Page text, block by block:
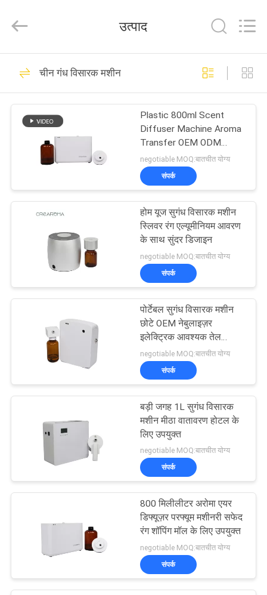
उत्पादों
वीडियो
दिखाएँ
गुणवत्ता
नियंत्रण
समाचार
की
Market.
Developed
सुगंध विसारक मशीन
53
गंध विसारक मशीन
51
आवश्यक तेल विसारक
मशीन
स्वचालित सुगंध विसारक
49
उत्पाद
चीन गंध विसारक मशीन
Plastic 800ml Scent
Diffuser Machine Aroma
Transfer OEM ODM
Certification गंध उपकरण
negotiable MOQ:बातचीत योग्य
संपर्क
होम यूज सुगंध विसारक मशीन
स्लिवर रंग एल्यूमीनियम आवरण
के साथ सुंदर डिजाइन
negotiable MOQ:बातचीत योग्य
संपर्क
पोर्टेबल सुगंध विसारक मशीन
छोटे OEM नेबुलाइज़र
इलेक्ट्रिक आवश्यक तेल
100ML
negotiable MOQ:बातचीत योग्य
संपर्क
बड़ी जगह 1L सुगंध विसारक
मशीन मीठा वातावरण होटल के
लिए उपयुक्त
negotiable MOQ:बातचीत योग्य
संपर्क
800 मिलीलीटर अरोमा एयर
डिफ्यूज़र परफ्यूम मशीनरी सफेद
रंग शॉपिंग मॉल के लिए उपयुक्त
negotiable MOQ:बातचीत योग्य
संपर्क